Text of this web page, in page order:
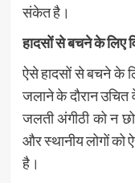
संकेत है।
हादसों से बचने के लिए
ऐसे हादसों से बचने के
जलाने के दौरान उचित
जलती अंगीठी को न
और स्थानीय लोगों को
है।